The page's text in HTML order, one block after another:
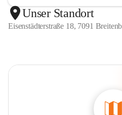
Unser Standort
Eisenstädterstraße 18, 7091